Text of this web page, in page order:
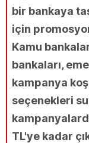
bir bankaya
için
Kamu
bankaları,
kampanya
seçenekleri
TL'ye kadar